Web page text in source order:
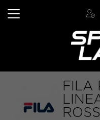
FILA